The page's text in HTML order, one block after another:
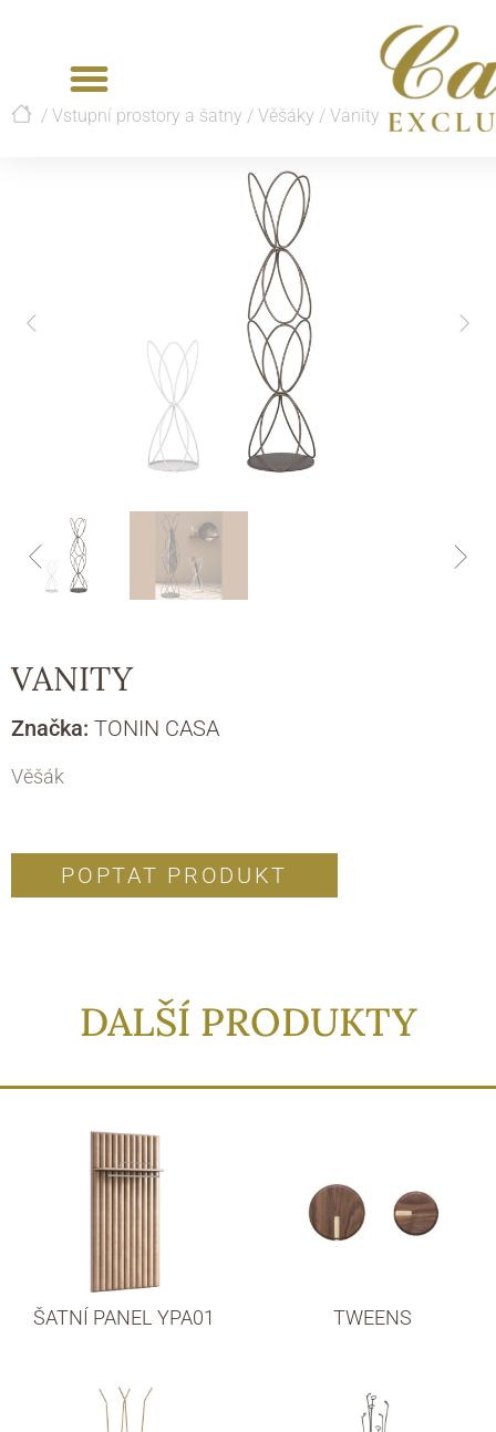
/ Vstupní prostory a šatny / Věšáky / Vanity
VANITY
Značka: TONIN CASA
Věšák
POPTAT PRODUKT
DALŠÍ PRODUKTY
ŠATNÍ PANEL YPA01 TWEENS